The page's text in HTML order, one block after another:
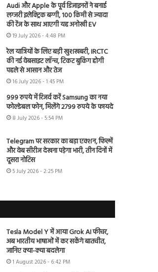
Audi और Apple के पूर्व डिजाइनरों ने बनाई
लग्जरी इलेक्ट्रिक बग्गी, 100 किमी से ज्यादा
की रेंज के साथ आएगी यह अनोखी EV
19 July 2026 - 4:48 PM
रेल यात्रियों के लिए बड़ी खुशखबरी, IRCTC
की नई वेबसाइट लॉन्च, टिकट बुकिंग होगी
पहले से आसान और तेज
16 July 2026 - 1:45 PM
999 रुपये में रिजर्व करें Samsung का नया
फोल्डेबल फोन, मिलेंगे 2799 रुपये के फायदे
8 July 2026 - 5:54 PM
Telegram पर सरकार का बड़ा एक्शन, फिल्में
और वेब सीरीज देखना पड़ेगा भारी, तीन दिनों में
दूसरा नोटिस
5 July 2026 - 2:25 PM
Tesla Model Y में आया Grok AI फीचर,
अब भारतीय भाषाओं में कर सकेंगे बातचीत,
जानिए क्या-क्या बदलेगा
1 August 2026 - 6:42 PM